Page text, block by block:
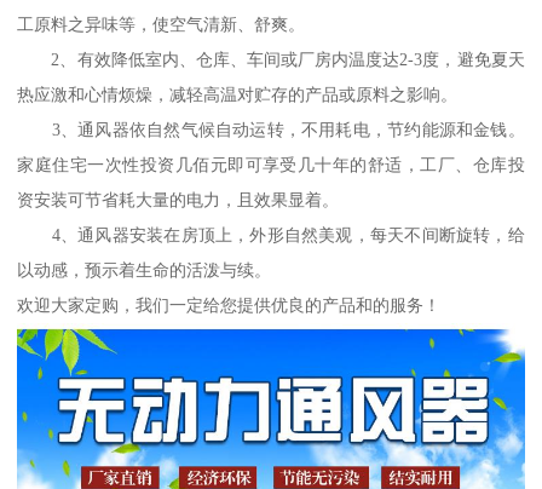
工原料之异味等，使空气清新、舒爽。
2、有效降低室内、仓库、车间或厂房内温度达2-3度，避免夏天
热应激和心情烦燥，减轻高温对贮存的产品或原料之影响。
3、通风器依自然气候自动运转，不用耗电，节约能源和金钱。
家庭住宅一次性投资几佰元即可享受几十年的舒适，工厂、仓库投
资安装可节省耗大量的电力，且效果显着。
4、通风器安装在房顶上，外形自然美观，每天不间断旋转，给
以动感，预示着生命的活泼与续。
欢迎大家定购，我们一定给您提供优良的产品和的服务！